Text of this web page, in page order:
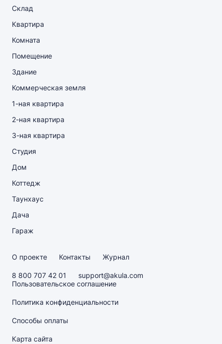
Склад
Квартира
Комната
Помещение
Здание
Коммерческая земля
1-ная квартира
2-ная квартира
3-ная квартира
Студия
Дом
Коттедж
Таунхаус
Дача
Гараж
О проекте Контакты Журнал
8 800 707 42 01
support@akula.com
Пользовательское соглашение
Политика конфиденциальности
Способы оплаты
Карта сайта